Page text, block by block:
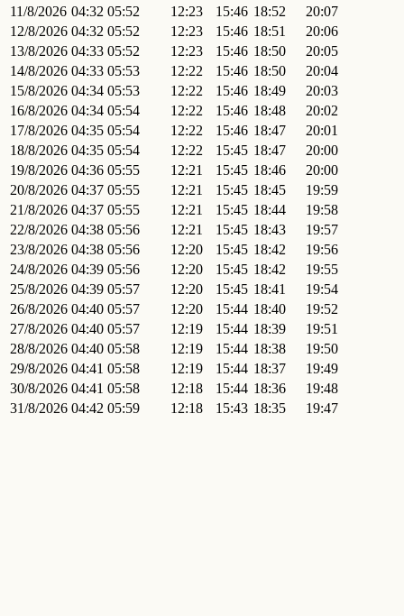
11/8/2026 04:32 05:52 12:23 15:46 18:52
20:07
12/8/2026 04:32 05:52 12:23 15:46 18:51
20:06
13/8/2026 04:33 05:52 12:23 15:46 18:50
20:05
14/8/2026 04:33 05:53 12:22 15:46 18:50
20:04
15/8/2026 04:34 05:53 12:22 15:46 18:49
20:03
16/8/2026 04:34 05:54 12:22 15:46 18:48
20:02
17/8/2026 04:35 05:54 12:22 15:46 18:47
20:01
18/8/2026 04:35 05:54 12:22 15:45 18:47
20:00
19/8/2026 04:36 05:55 12:21 15:45 18:46
20:00
20/8/2026 04:37 05:55 12:21 15:45 18:45
19:59
21/8/2026 04:37 05:55 12:21 15:45 18:44
19:58
22/8/2026 04:38 05:56 12:21 15:45 18:43
19:57
23/8/2026 04:38 05:56 12:20 15:45 18:42
19:56
24/8/2026 04:39 05:56 12:20 15:45 18:42
19:55
25/8/2026 04:39 05:57 12:20 15:45 18:41
19:54
26/8/2026 04:40 05:57 12:20 15:44 18:40
19:52
27/8/2026 04:40 05:57 12:19 15:44 18:39
19:51
28/8/2026 04:40 05:58 12:19 15:44 18:38
19:50
29/8/2026 04:41 05:58 12:19 15:44 18:37
19:49
30/8/2026 04:41 05:58 12:18 15:44 18:36
19:48
31/8/2026 04:42 05:59 12:18 15:43 18:35 19:47